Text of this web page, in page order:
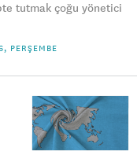
tutmak çoğu yönetici
PERŞEMBE